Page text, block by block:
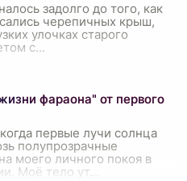
задолго до того, как
черепичных крыш,
улочках старого
с...
фараона" от первого
первые лучи солнца
полупрозрачные
моего личного покоя в
Моё тело ут